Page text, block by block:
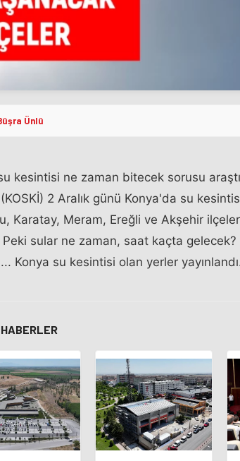
Ünlü
kesintisi ne zaman bitecek sorusu
2 Aralık günü Konya'da su
Karatay, Meram, Ereğli ve Akşehir
sular ne zaman, saat kaçta gelecek?
Konya su kesintisi olan yerler